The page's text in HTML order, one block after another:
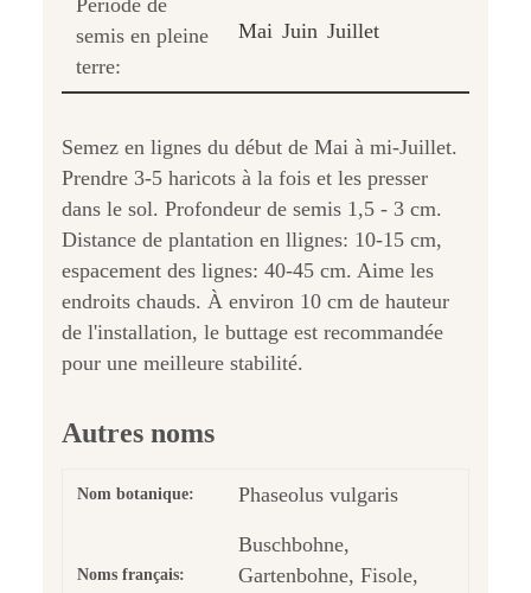
Période de
semis en pleine
terre:
Mai Juin Juillet
Semez en lignes du début de Mai à mi-Juillet.
Prendre 3-5 haricots à la fois et les presser
dans le sol. Profondeur de semis 1,5 - 3 cm.
Distance de plantation en llignes: 10-15 cm,
espacement des lignes: 40-45 cm. Aime les
endroits chauds. À environ 10 cm de hauteur
de l'installation, le buttage est recommandée
pour une meilleure stabilité.
Autres noms
Nom botanique: Phaseolus vulgaris
Noms français:
Buschbohne,
Gartenbohne, Fisole,